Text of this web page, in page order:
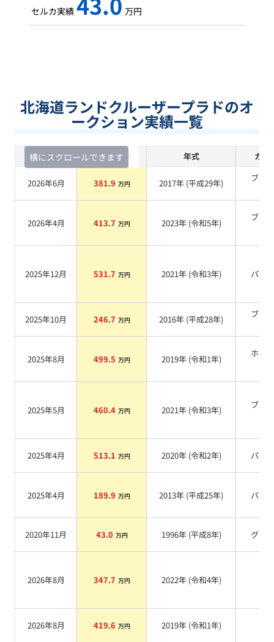
セルカ実績 万円
北海道ランドクルーザープラドのオ
ークション実績一覧
横にスクロールできます
査定時期 セルカ実績 年式 カラ
2026年6月 381.9 万円 2017年 (平成29年)
ブラ
2026年4月 413.7 万円 2023年 (令和5年)
ブラ
2025年12月 531.7 万円 2021年 (令和3年) パール
2025年10月 246.7 万円 2016年 (平成28年)
ブラ
2025年8月 499.5 万円 2019年 (令和1年)
ホワ
2025年5月 460.4 万円 2021年 (令和3年)
ブラ
2025年4月 513.1 万円 2020年 (令和2年) パール
2025年4月 189.9 万円 2013年 (平成25年) パール
2020年11月 43.0 万円 1996年 (平成8年) グレー
2026年8月 347.7 万円 2022年 (令和4年)
2026年8月 419.6 万円 2019年 (令和1年)